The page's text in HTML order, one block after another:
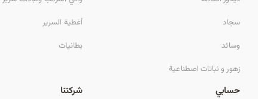
سجاد
وسائد
زهور و نباتات اصطناعية
أغطية السرير
بطانيات
حسابي شركتنا